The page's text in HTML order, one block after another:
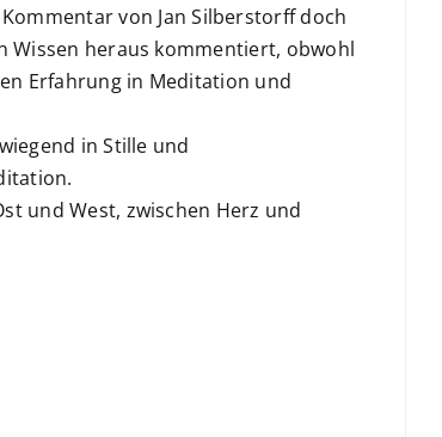
von Jan Silberstorff doch
Wissen heraus kommentiert, obwohl
Erfahrung in Meditation und
in Stille und
und West, zwischen Herz und